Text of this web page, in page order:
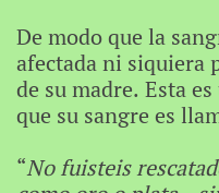
De modo que la
afectada ni siquiera
de su madre. Esta
que su sangre es
“No fuisteis